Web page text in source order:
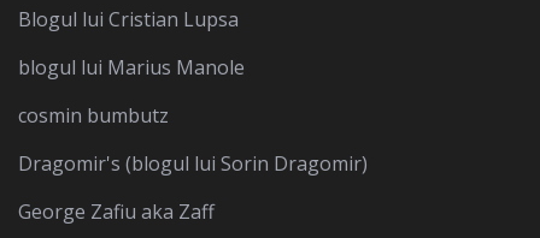
Blogul lui Cristian Lupsa
blogul lui Marius Manole
cosmin bumbutz
Dragomir's (blogul lui Sorin Dragomir)
George Zafiu aka Zaff